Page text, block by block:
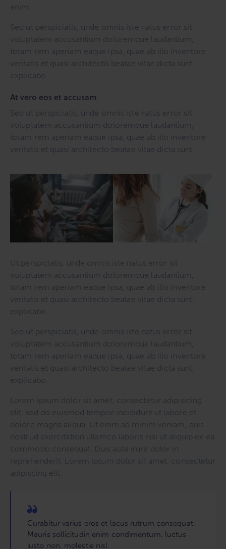
enim.
Sed ut perspiciatis, unde omnis iste natus error sit
voluptatem accusantium doloremque laudantium,
totam rem aperiam eaque ipsa, quae ab illo inventore
veritatis et quasi architecto beatae vitae dicta sunt,
explicabo.
At vero eos et accusam
Sed ut perspiciatis, unde omnis iste natus error sit
voluptatem accusantium doloremque laudantium,
totam rem aperiam eaque ipsa, quae ab illo inventore
veritatis et quasi architecto beatae vitae dicta sunt.
Ut perspiciatis, unde omnis iste natus error sit
voluptatem accusantium doloremque laudantium,
totam rem aperiam eaque ipsa, quae ab illo inventore
veritatis et quasi architecto beatae vitae dicta sunt,
explicabo.
Sed ut perspiciatis, unde omnis iste natus error sit
voluptatem accusantium doloremque laudantium,
totam rem aperiam eaque ipsa, quae ab illo inventore
veritatis et quasi architecto beatae vitae dicta sunt,
explicabo.
Lorem ipsum dolor sit amet, consectetur adipisicing
elit, sed do eiusmod tempor incididunt ut labore et
dolore magna aliqua. Ut enim ad minim veniam, quis
nostrud exercitation ullamco laboris nisi ut aliquip ex ea
commodo consequat. Duis aute irure dolor in
reprehenderit. Lorem ipsum dolor sit amet, consectetur
adipiscing elit.
Curabitur varius eros et lacus rutrum consequat.
Mauris sollicitudin enim condimentum, luctus
justo non, molestie nisl.